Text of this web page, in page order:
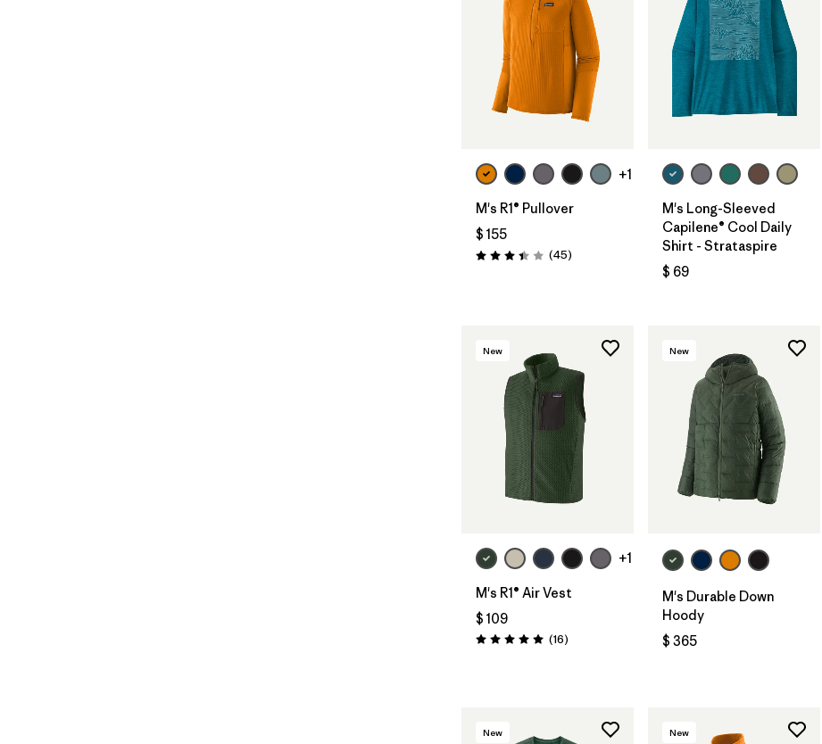
+1
M's R1® Pullover
$ 155
Valoración: 3.4 / 5
(45Comentarios
)
M's Long-Sleeved
Capilene® Cool Daily
Shirt - Strataspire
$ 69
New
+1
M's R1® Air Vest
$ 109
Valoración: 5.0 / 5
(16Comentarios
)
New
M's Durable Down
Hoody
$ 365
New New